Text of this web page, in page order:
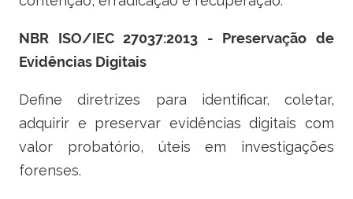
NBR ISO/IEC 27037:2013 - Preservação de
Evidências Digitais
Define diretrizes para identificar, coletar,
adquirir e preservar evidências digitais com
valor probatório, úteis em investigações
forenses.